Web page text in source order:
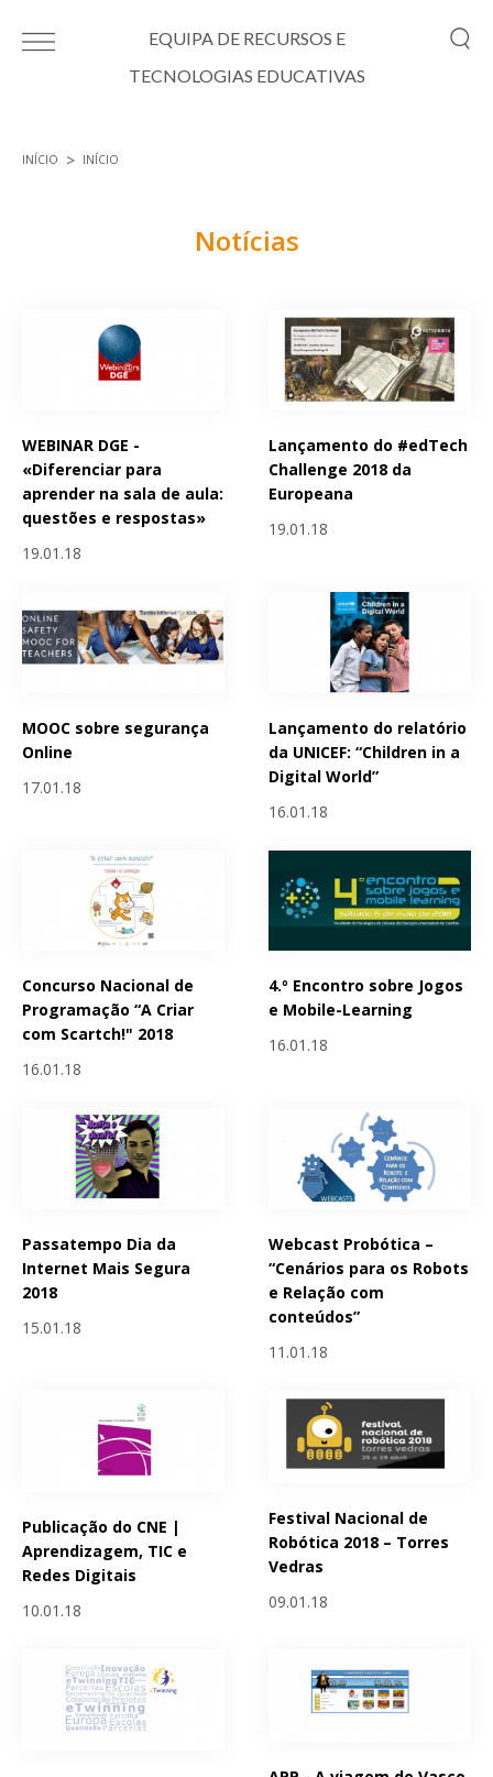
EQUIPA DE RECURSOS E
TECNOLOGIAS EDUCATIVAS
INÍCIO INÍCIO
Notícias
WEBINAR DGE -
«Diferenciar para
aprender na sala de aula:
questões e respostas»
19.01.18
Lançamento do #edTech
Challenge 2018 da
Europeana
19.01.18
MOOC sobre segurança
Online
17.01.18
Lançamento do relatório
da UNICEF: “Children in a
Digital World”
16.01.18
Concurso Nacional de
Programação “A Criar
com Scartch!" 2018
16.01.18
4.º Encontro sobre Jogos
e Mobile-Learning
16.01.18
Passatempo Dia da
Internet Mais Segura
2018
15.01.18
Webcast Probótica –
“Cenários para os Robots
e Relação com
conteúdos”
11.01.18
Publicação do CNE |
Aprendizagem, TIC e
Redes Digitais
10.01.18
Festival Nacional de
Robótica 2018 – Torres
Vedras
09.01.18
Páginas